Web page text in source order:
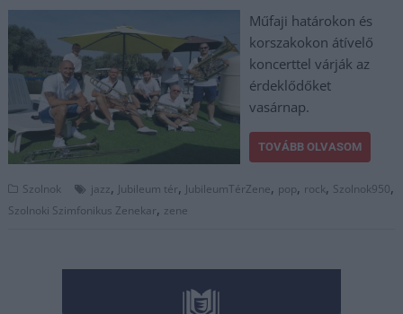
Műfaji határokon és
korszakokon átívelő
koncerttel várják az
érdeklődőket
vasárnap.
TOVÁBB OLVASOM
Szolnok jazz, Jubileum tér, JubileumTérZene, pop, rock, Szolnok950,
Szolnoki Szimfonikus Zenekar, zene